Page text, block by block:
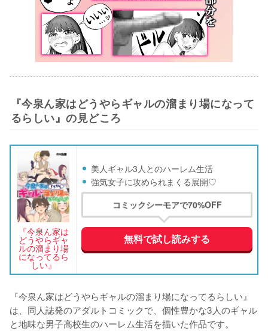
『今泉ん家はどうやらギャルの溜まり場になって
るらしい』の見どころ
『今泉ん家は
どうやらギャ
ルの溜まり場
になってるら
しい』
美人ギャル3人とのハーレム生活
強気女子に攻められまくる展開♡
コミックシーモアで70%OFF
無料で試し読みする
『今泉ん家はどうやらギャルの溜まり場になってるらしい』
は、同人誌発のアダルトコミックで、個性豊かな3人のギャル
と地味な男子高校生のハーレム生活を描いた作品です。